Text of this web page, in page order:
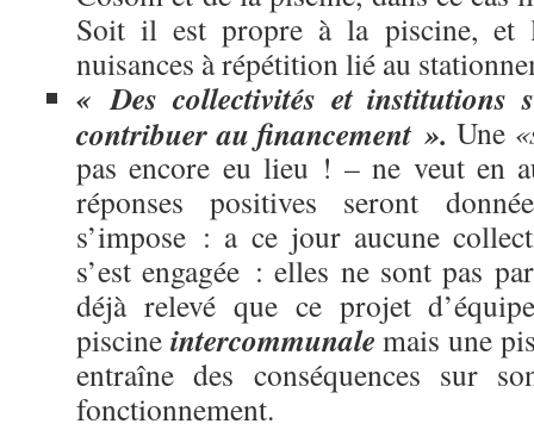
Soit il est propre à la piscine, et
nuisances à répétition lié au
« Des collectivités et institutions
contribuer au financement ». Une
pas encore eu lieu ! – ne veut en
réponses positives seront
s’impose : a ce jour aucune
s’est engagée : elles ne sont pas
déjà relevé que ce projet
piscine intercommunale mais une
entraîne des conséquences sur
fonctionnement.